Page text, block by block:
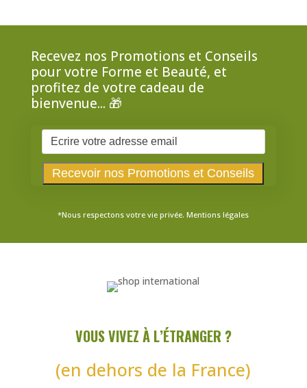
Recevez nos Promotions et Conseils
pour votre Forme et Beauté, et
profitez de votre cadeau de
bienvenue... 🎁
*Nous respectons votre vie privée.Mentions légales
VOUS VIVEZ À L’ÉTRANGER ?
(en dehors de la France)